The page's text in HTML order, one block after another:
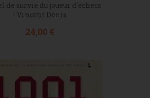
de survie du joueur d'échecs
- Vincent Denis
Prix
24,00 €